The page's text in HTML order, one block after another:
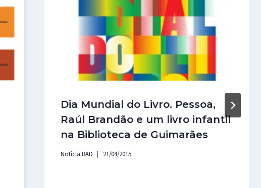
Dia Mundial do Livro. Pessoa,
Raúl Brandão e um livro infantil
na Biblioteca de Guimarães
Notícia BAD 21/04/2015